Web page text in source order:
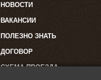
НОВОСТИ
ВАКАНСИИ
ПОЛЕЗНО ЗНАТЬ
ДОГОВОР
СХЕМА ПРОЕЗДА